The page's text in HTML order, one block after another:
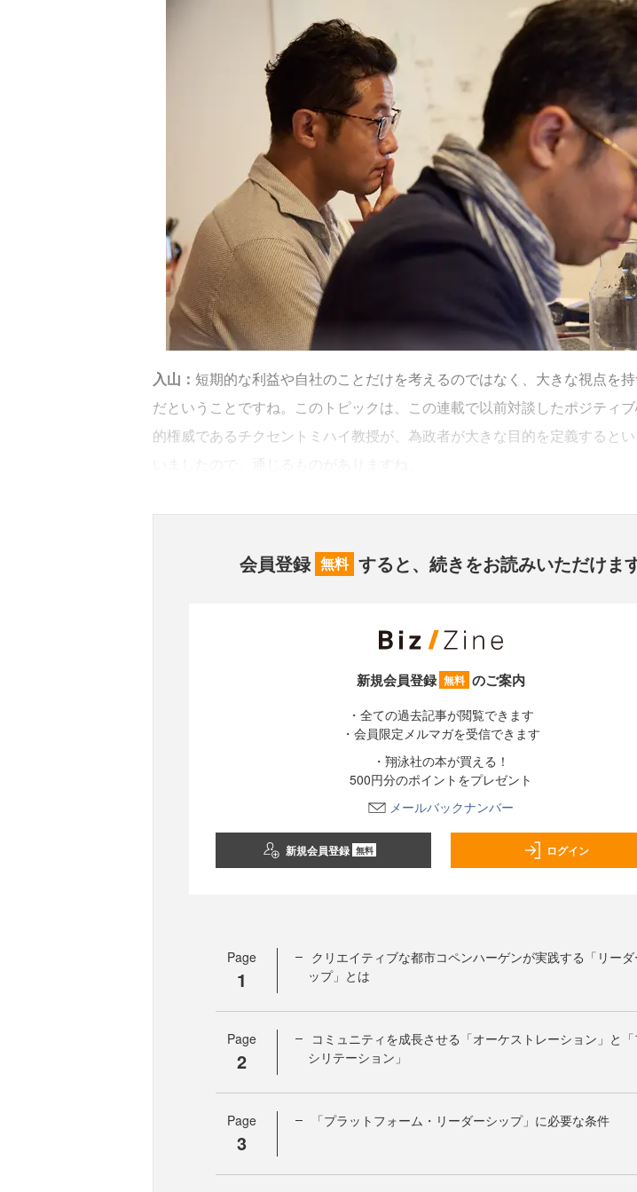
入山： 短期的な利益や自社のことだけを考えるのではなく、大きな視点を
だということですね。このトピックは、この連載で以前対談したポジティ
的権威であるチクセントミハイ教授が、為政者が大きな目的を定義すると
会員登録 無料 すると、続きをお読みいただけま
新規会員登録 無料 のご案内
・全ての過去記事が閲覧できます
・会員限定メルマガを受信できます
・翔泳社の本が買える！
500円分のポイントをプレゼント
メールバックナンバー
新規会員登録 無料 ログイン
Page
1
クリエイティブな都市コペンハーゲンが実践する「リーダ
ップ」とは
Page
2
コミュニティを成長させる「オーケストレーション」と「
シリテーション」
Page
3
「プラットフォーム・リーダーシップ」に必要な条件